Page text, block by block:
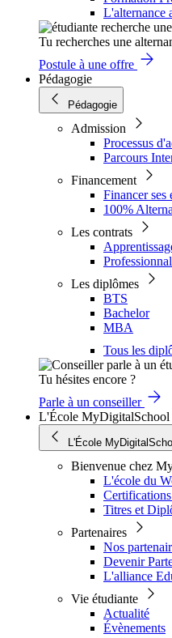
L'alternance
Tu recherches une
Postule à une offre
Pédagogie
Pédagogie
Admission
Processus
Parcours
Financement
Financer ses
100%
Les contrats
Les diplômes
BTS
Bachelor
MBA
Tous les
Tu hésites encore ?
Parle à un conseiller
L'École MyDigitalSchool
L'École
Bienvenue chez
L'école du
Titres et
Partenaires
Nos
Devenir
L'alliance
Vie étudiante
Actualité
Évènements